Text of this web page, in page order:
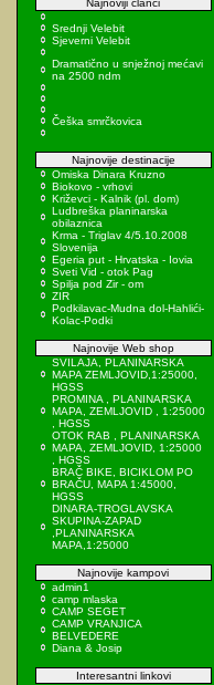
Najnoviji članci
Srednji Velebit
Sjeverni Velebit
Dramatično u snježnoj mećavi
na 2500 ndm
Češka smrčkovica
Najnovije destinacije
Omiska Dinara Kruzno
Biokovo - vrhovi
Križevci - Kalnik (pl. dom)
Ludbreška planinarska
obilaznica
Krma - Triglav 4/5.10.2008
Slovenija
Egeria put - Hrvatska - Iovia
Sveti Vid - otok Pag
Spilja pod Zir - om
ZIR
Podkilavac-Mudna dol-Hahlići-
Kolac-Podki
Najnovije Web shop
SVILAJA, PLANINARSKA
MAPA ZEMLJOVID,1:25000,
HGSS
PROMINA , PLANINARSKA
MAPA, ZEMLJOVID , 1:25000
, HGSS
OTOK RAB , PLANINARSKA
MAPA, ZEMLJOVID, 1:25000
, HGSS
BRAČ BIKE, BICIKLOM PO
BRAČU, MAPA 1:45000,
HGSS
DINARA-TROGLAVSKA
SKUPINA-ZAPAD
,PLANINARSKA
MAPA,1:25000
Najnovije kampovi
admin1
camp mlaska
CAMP SEGET
CAMP VRANJICA
BELVEDERE
Diana & Josip
Interesantni linkovi